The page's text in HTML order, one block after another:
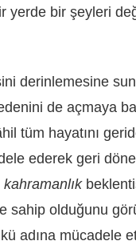
yerde bir şeyleri
derinlemesine
de açmaya
tüm hayatını
ederek geri
kahramanlık
sahip olduğunu
adına mücadele